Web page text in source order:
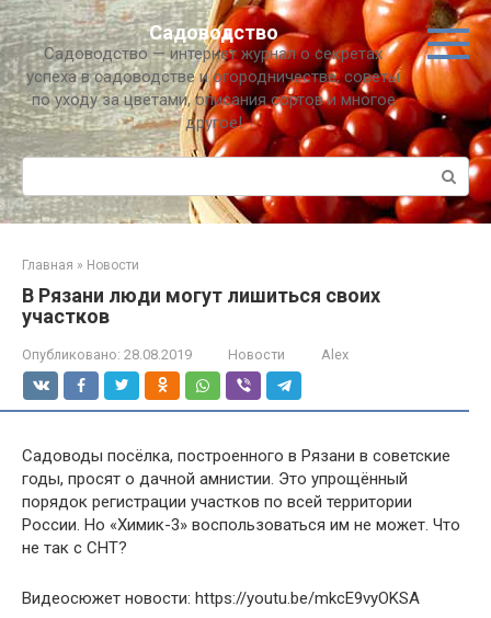
Перейти
к
контенту
Садоводство
Садоводство — интернет журнал о секретах
успеха в садоводстве и огородничестве, советы
по уходу за цветами, описания сортов и многое
другое!
Поиск:
Главная » Новости
В Рязани люди могут лишиться своих
участков
Опубликовано: 28.08.2019 Новости Alex
Садоводы посёлка, построенного в Рязани в советские
годы, просят о дачной амнистии. Это упрощённый
порядок регистрации участков по всей территории
России. Но «Химик-3» воспользоваться им не может. Что
не так с СНТ?
Видеосюжет новости: https://youtu.be/mkcE9vyOKSA